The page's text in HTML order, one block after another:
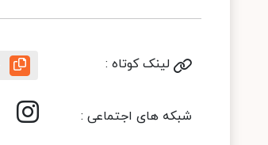
لینک کوتاه :
شبکه های اجتماعی :